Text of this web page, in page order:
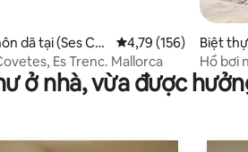
5, 47 đánh giá
dã tại (Ses Co
Xếp hạng trung bình
4,79 (156)
Es Trenc. Mallorca
Biệt
Hồ bơi
ở nhà, vừa được